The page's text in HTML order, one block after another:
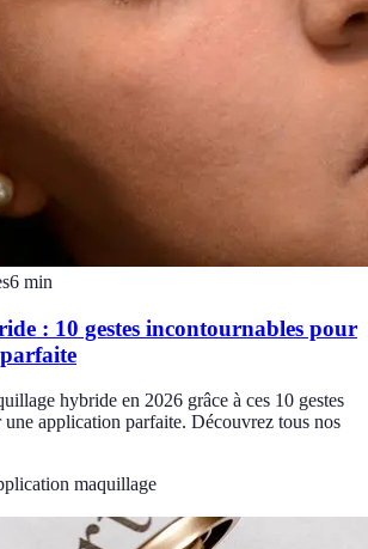
6 min
: 10 gestes incontournables pour
hybride en 2026 grâce à ces 10 gestes
application parfaite. Découvrez tous nos
maquillage